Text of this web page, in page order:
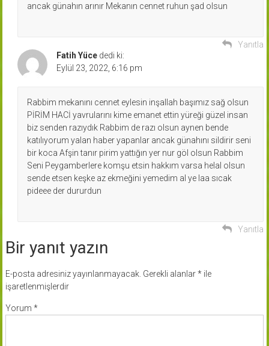
ancak günahın arınır Mekanın cennet ruhun şad olsun
Yanıtla
Fatih Yüce dedi ki:
Eylül 23, 2022, 6:16 pm
Rabbim mekanını cennet eylesin inşallah başımız sağ olsun
PİRİM HACİ yavrularını kime emanet ettin yüreği güzel insan
biz senden razıydık Rabbim de razı olsun aynen bende
katılıyorum yalan haber yapanlar ancak günahını sildirir seni
bir koca Afşin tanır pirim yattığın yer nur göl olsun Rabbim
Seni Peygamberlere komşu etsin hakkım varsa helal olsun
sende etsen keşke az ekmeğini yemedim al ye laa sıcak
pideee der dururdun
Yanıtla
Bir yanıt yazın
E-posta adresiniz yayınlanmayacak. Gerekli alanlar*ile
işaretlenmişlerdir
Yorum *